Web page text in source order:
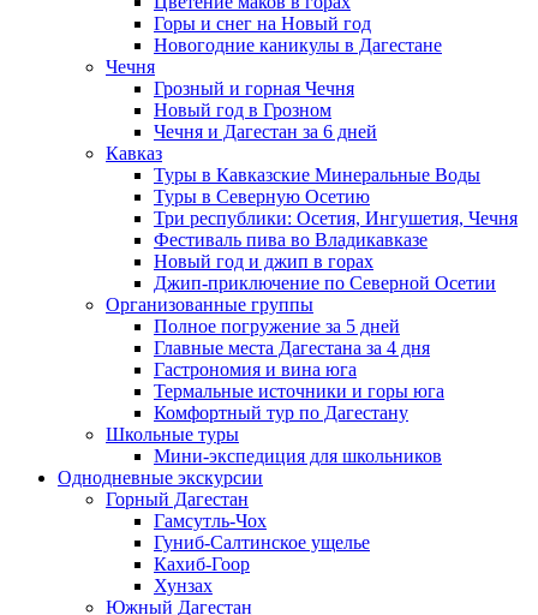
Горы и снег на Новый год
Новогодние каникулы в Дагестане
Чечня
Грозный и горная Чечня
Новый год в Грозном
Чечня и Дагестан за 6 дней
Кавказ
Туры в Кавказские Минеральные Воды
Туры в Северную Осетию
Три республики: Осетия, Ингушетия, Чечня
Фестиваль пива во Владикавказе
Новый год и джип в горах
Джип-приключение по Северной Осетии
Организованные группы
Полное погружение за 5 дней
Главные места Дагестана за 4 дня
Гастрономия и вина юга
Термальные источники и горы юга
Комфортный тур по Дагестану
Школьные туры
Мини-экспедиция для школьников
Однодневные экскурсии
Горный Дагестан
Гамсутль-Чох
Гуниб-Салтинское ущелье
Кахиб-Гоор
Хунзах
Южный Дагестан